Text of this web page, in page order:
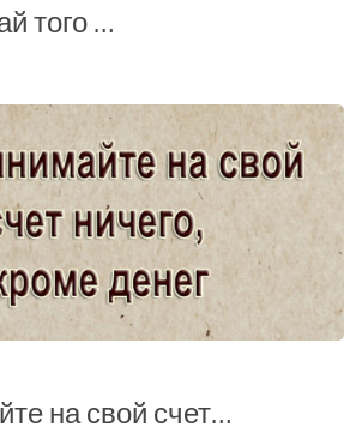
того …
на свой счет…